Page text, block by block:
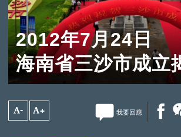
2012年7月24日
海南省三沙市成立
A- A+ 我要回應